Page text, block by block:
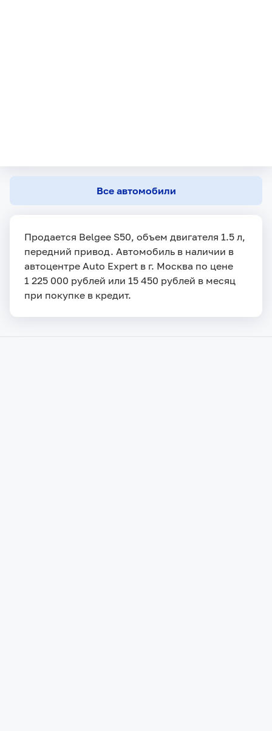
Все автомобили
Продается Belgee S50, объем двигателя 1.5 л,
передний привод. Автомобиль в наличии в
автоцентре Auto Expert в г. Москва по цене
1 225 000 рублей или 15 450 рублей в месяц
при покупке в кредит.